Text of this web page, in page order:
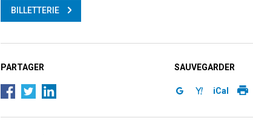
BILLETTERIE
PARTAGER SAUVEGARDER
iCal